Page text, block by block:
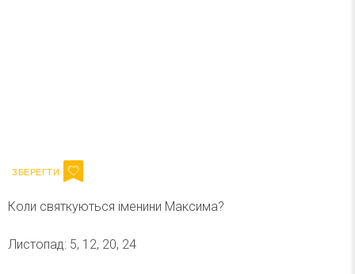
Коли святкуються іменини Максима?
Листопад: 5, 12, 20, 24